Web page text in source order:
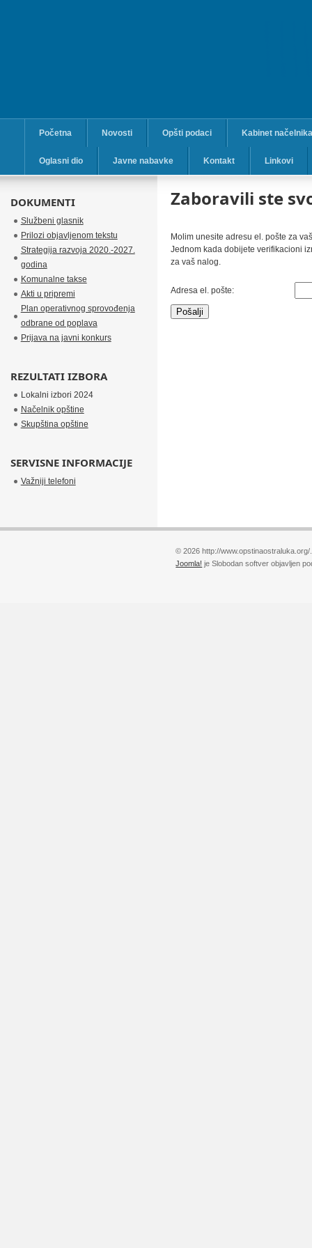
Početna Novosti Opšti podaci Kabinet načelnika
Oglasni dio Javne nabavke Kontakt Linkovi
Zaboravili ste
Molim unesite adresu el. pošte za
Jednom kada dobijete verifikacioni
za vaš nalog.
Adresa el. pošte:
Pošalji
DOKUMENTI
Službeni glasnik
Prilozi objavljenom tekstu
Strategija razvoja 2020.-2027.
godina
Komunalne takse
Akti u pripremi
Plan operativnog sprovođenja
odbrane od poplava
Prijava na javni konkurs
REZULTATI IZBORA
Lokalni izbori 2024
Načelnik opštine
Skupština opštine
SERVISNE INFORMACIJE
Važniji telefoni
© 2026 http://
Joomla! je Slobodan softver objavljen